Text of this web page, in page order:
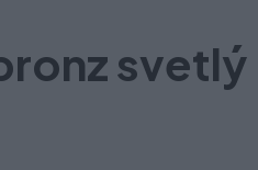
svetlý